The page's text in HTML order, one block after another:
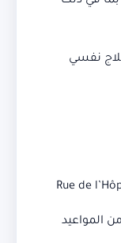
نفسي
Rue de
المواعيد